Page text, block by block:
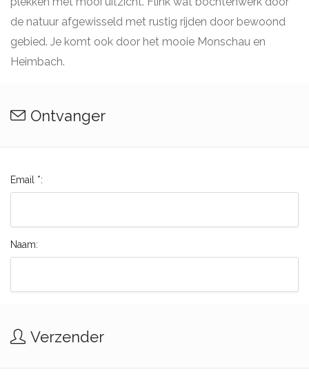
de natuur afgewisseld met rustig rijden door bewoond
gebied. Je komt ook door het mooie Monschau en
Heimbach.
Ontvanger
Email *:
Naam:
Verzender